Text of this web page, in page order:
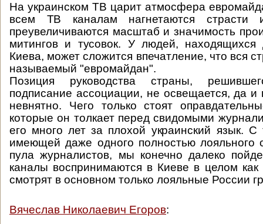
На украинском ТВ царит атмосфера
всем ТВ каналам нагнетаются
преувеличиваются масштаб и значимость
митингов и тусовок. У людей, находящихся
Киева, может сложится впечатление, что вся
называемый "евромайдан".
Позиция руководства страны,
подписание ассоциации, не освещается, да и
невнятно. Чего только стоят
которые он толкает перед свидомыми
его много лет за плохой украинский язык. С
имеющей даже одного полностью лояльного
пула журналистов, мы конечно далеко
каналы воспринимаются в Киеве в целом
смотрят в основном только лояльные России
Вячеслав Николаевич Егоров: